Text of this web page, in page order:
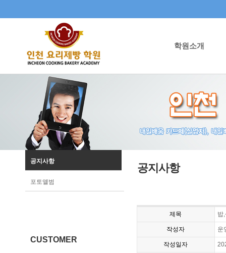
학원소개
공지사항
포토앨범
CUSTOMER
공지사항
제목 밥
작성자 운
작성일자